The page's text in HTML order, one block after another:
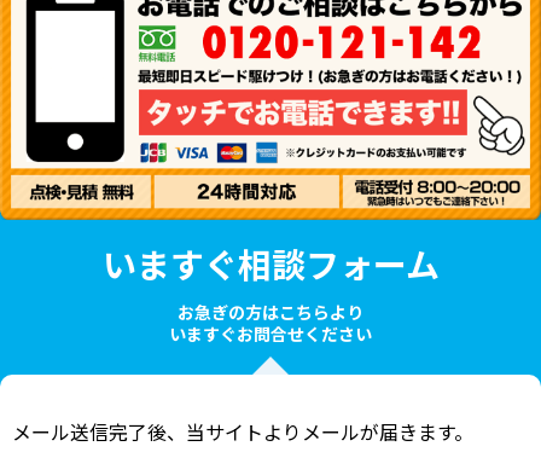
いますぐ相談フォーム
お急ぎの方はこちらより
いますぐお問合せください
メール送信完了後、当サイトよりメールが届きます。